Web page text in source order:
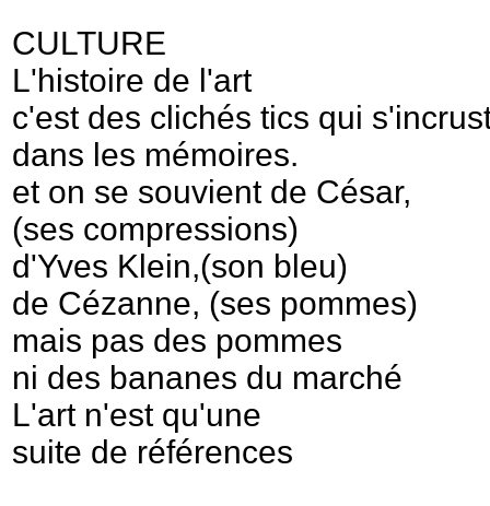
CULTURE
L'histoire de l'art
c'est des clichés tics qui
dans les mémoires.
et on se souvient de César,
(ses compressions)
d'Yves Klein,(son bleu)
de Cézanne, (ses pommes)
mais pas des pommes
ni des bananes du marché
L'art n'est qu'une
suite de références